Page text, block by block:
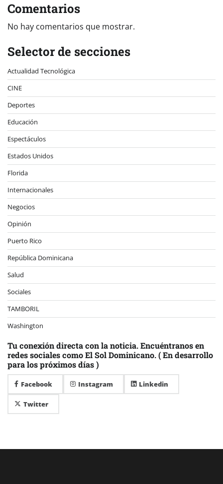
Comentarios
No hay comentarios que mostrar.
Selector de secciones
Actualidad Tecnológica
CINE
Deportes
Educación
Espectáculos
Estados Unidos
Florida
Internacionales
Negocios
Opinión
Puerto Rico
República Dominicana
Salud
Sociales
TAMBORIL
Washington
Tu conexión directa con la noticia. Encuéntranos en
redes sociales como El Sol Dominicano. ( En desarrollo
para los próximos días )
Facebook Instagram Linkedin
Twitter